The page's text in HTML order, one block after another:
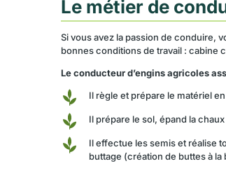
Le métier de
Si vous avez la passion de conduire,
bonnes conditions de travail : cabine
Le conducteur d’engins agricoles
Il règle et prépare le matériel
Il prépare le sol, épand la
Il effectue les semis et réalise
buttage (création de buttes à